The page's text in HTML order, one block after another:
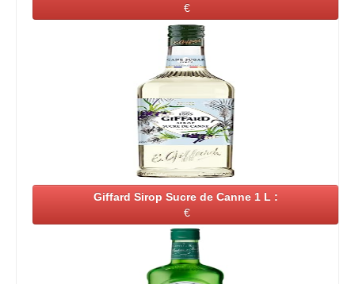
€
Giffard Sirop Sucre de Canne 1 L :
€